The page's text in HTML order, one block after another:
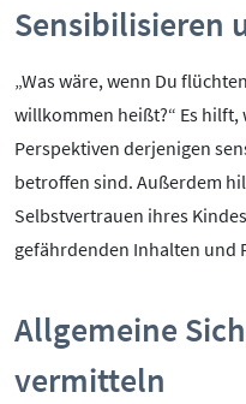
Sensibilisieren
„Was wäre, wenn Du
willkommen heißt?“ Es
Perspektiven derjenigen
betroffen sind. Außerdem
Selbstvertrauen ihres
gefährdenden Inhalten und
Allgemeine
vermitteln